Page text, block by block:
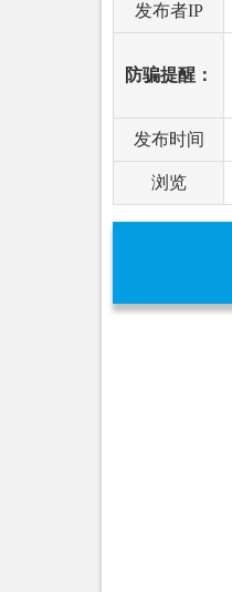
发布者IP
防骗提醒：
发布时间
浏览